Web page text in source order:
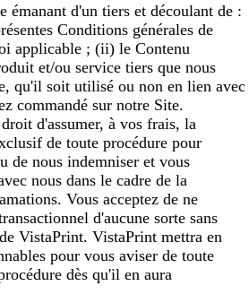
émanant d'un tiers et découlant de :
Conditions générales de
applicable ; (ii) le Contenu
et/ou service tiers que nous
qu'il soit utilisé ou non en lien avec
commandé sur notre Site.
d'assumer, à vos frais, la
de toute procédure pour
de nous indemniser et vous
nous dans le cadre de la
Vous acceptez de ne
d'aucune sorte sans
VistaPrint. VistaPrint mettra en
pour vous aviser de toute
dès qu'il en aura